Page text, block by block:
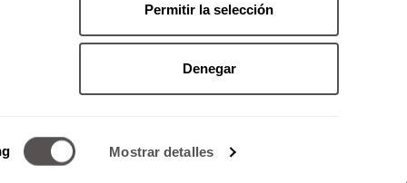
Mostrar detalles
Permitir la selección
Denegar